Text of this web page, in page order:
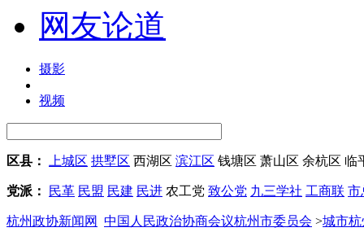
网友论道
摄影
视频
区县： 上城区 拱墅区 西湖区 滨江区 钱塘区 萧山区 余杭区 临
党派： 民革 民盟 民建 民进 农工党 致公党 九三学社 工商联 市
杭州政协新闻网 中国人民政治协商会议杭州市委员会 >城市杭